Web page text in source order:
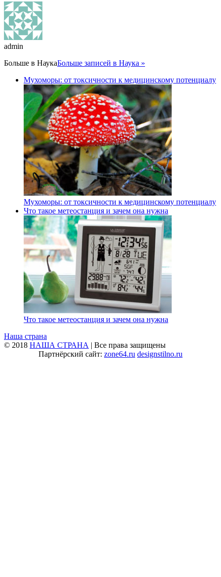
admin
Больше в НаукаБольше записей в Наука »
Мухоморы: от токсичности к медицинскому потенциалу
Мухоморы: от токсичности к медицинскому потенциалу
Что такое метеостанция и зачем она нужна
Что такое метеостанция и зачем она нужна
Наша страна
© 2018 НАША СТРАНА | Все права защищены
Партнёрский сайт: zone64.ru designstilno.ru